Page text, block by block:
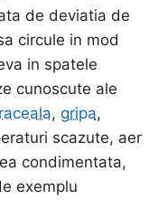
de deviatia de
circule in mod
in spatele
cunoscute ale
raceala, gripa,
scazute, aer
condimentata,
exemplu